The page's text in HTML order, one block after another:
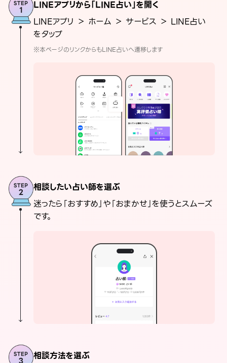
LINEアプリから「LINE占い」を開く
LINEアプリ ＞ ホーム ＞ サービス ＞ LINE占い
をタップ
※本ページのリンクからもLINE占いへ遷移します
相談したい占い師を選ぶ
迷ったら「おすすめ」や「おまかせ」を使うとスムーズ
です。
相談方法を選ぶ